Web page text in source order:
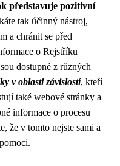
představuje pozitivní
tak účinný nástroj,
a chránit se před
o Rejstříku
dostupné z různých
v oblasti závislostí, kteří
také webové stránky a
informace o procesu
že v tomto nejste sami a